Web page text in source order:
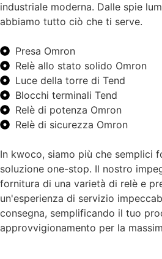
industriale moderna. Dalle spie
abbiamo tutto ciò che ti serve.
Presa Omron
Relè allo stato solido Omron
Luce della torre di Tend
Blocchi terminali Tend
Relè di potenza Omron
Relè di sicurezza Omron
In kwoco, siamo più che semplici
soluzione one-stop. Il nostro
fornitura di una varietà di relè e
un'esperienza di servizio
consegna, semplificando il tuo
approvvigionamento per la